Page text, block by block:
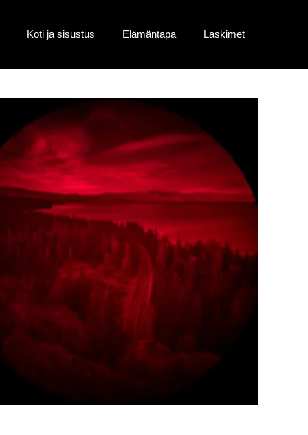
Koti ja sisustus Elämäntapa Laskimet